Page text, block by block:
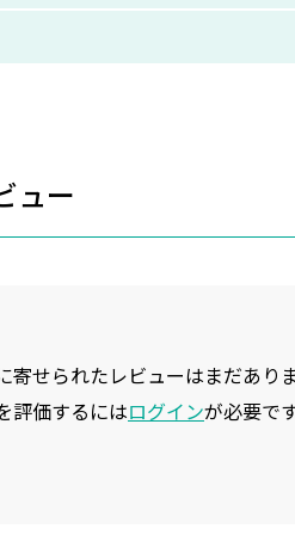
ュー
寄せられたレビューはまだあり
評価するにはログインが必要です